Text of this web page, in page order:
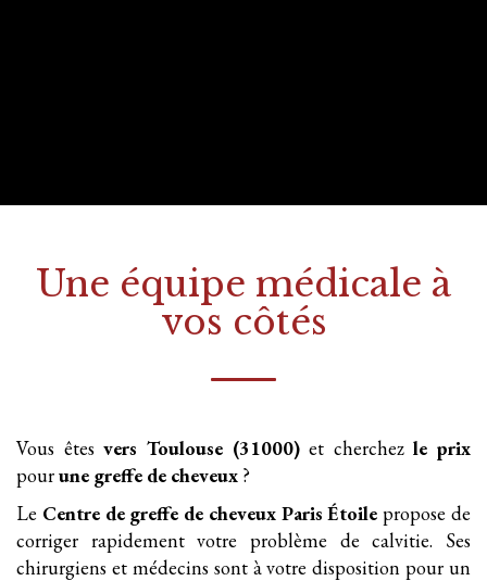
Une équipe médicale à
vos côtés
Vous êtes vers Toulouse (31000)et cherchezle prix
pourune greffe de cheveux ?
Le Centre de greffe de cheveux Paris Étoile propose de
corriger rapidement votre problème de calvitie. Ses
chirurgiens et médecins sont à votre disposition pour un